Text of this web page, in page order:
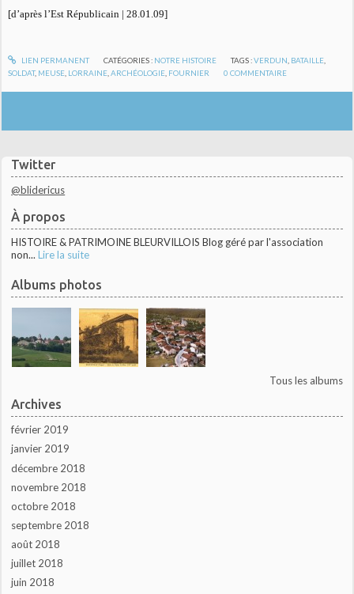
Twitter
@blidericus
À propos
HISTOIRE & PATRIMOINE BLEURVILLOIS Blog géré par l'association
non... Lire la suite
Albums photos
Tous les albums
Archives
février 2019
janvier 2019
décembre 2018
novembre 2018
octobre 2018
septembre 2018
août 2018
juillet 2018
juin 2018
[d’après l’Est Républicain | 28.01.09]
LIEN PERMANENT CATÉGORIES : NOTRE HISTOIRE TAGS :VERDUN BATAILLE
SOLDAT, MEUSE LORRAINE ,ARCHÉOLOGIE FOURNIER 0 COMMENTAIRE